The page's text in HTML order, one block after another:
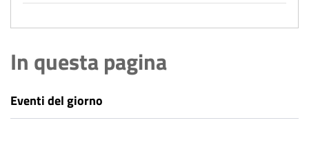
In questa pagina
Eventi del giorno